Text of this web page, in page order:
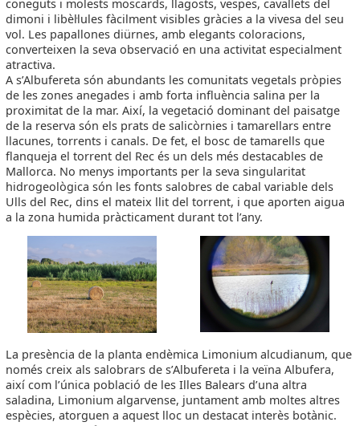
coneguts i molests moscards, llagosts, vespes, cavallets del
dimoni i libèl·lules fàcilment visibles gràcies a la vivesa del seu
vol. Les papallones diürnes, amb elegants coloracions,
converteixen la seva observació en una activitat especialment
atractiva.
A s’Albufereta són abundants les comunitats vegetals pròpies
de les zones anegades i amb forta influència salina per la
proximitat de la mar. Així, la vegetació dominant del paisatge
de la reserva són els prats de salicòrnies i tamarellars entre
llacunes, torrents i canals. De fet, el bosc de tamarells que
flanqueja el torrent del Rec és un dels més destacables de
Mallorca. No menys importants per la seva singularitat
hidrogeològica són les fonts salobres de cabal variable dels
Ulls del Rec, dins el mateix llit del torrent, i que aporten aigua
a la zona humida pràcticament durant tot l’any.
La presència de la planta endèmica Limonium alcudianum, que
només creix als salobrars de s’Albufereta i la veïna Albufera,
així com l’única població de les Illes Balears d’una altra
saladina, Limonium algarvense, juntament amb moltes altres
espècies, atorguen a aquest lloc un destacat interès botànic.